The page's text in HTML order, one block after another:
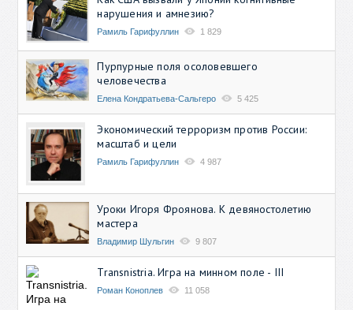
нарушения и амнезию?
Рамиль Гарифуллин 1 829
Пурпурные поля осоловевшего
человечества
Елена Кондратьева-Сальгеро 5 425
Экономический терроризм против России:
масштаб и цели
Рамиль Гарифуллин 4 987
Уроки Игоря Фроянова. К девяностолетию
мастера
Владимир Шульгин 9 807
Transnistria. Игра на минном поле - III
Роман Коноплев 11 058